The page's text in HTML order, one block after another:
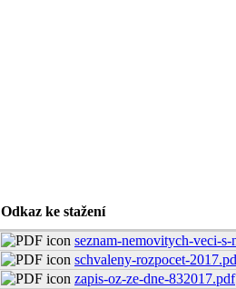
Odkaz ke stažení
seznam-nemovitych-veci-
schvaleny-rozpocet-
zapis-oz-ze-dne-832017.pdf